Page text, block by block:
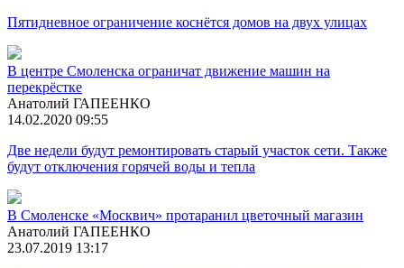
Пятидневное ограничение коснётся домов на двух улицах
В центре Смоленска ограничат движение машин на
перекрёстке
Анатолий ГАПЕЕНКО
14.02.2020 09:55
Две недели будут ремонтировать старый участок сети. Также
будут отключения горячей воды и тепла
В Смоленске «Москвич» протаранил цветочный магазин
Анатолий ГАПЕЕНКО
23.07.2019 13:17